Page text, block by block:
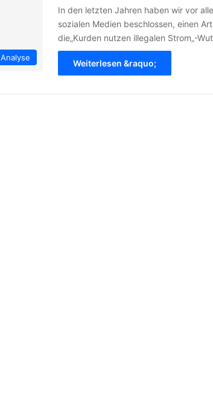
Analyse
In den letzten Jahren haben wir vor
sozialen Medien beschlossen, einen
die„Kurden nutzen illegalen Strom„-
Weiterlesen &raquo;